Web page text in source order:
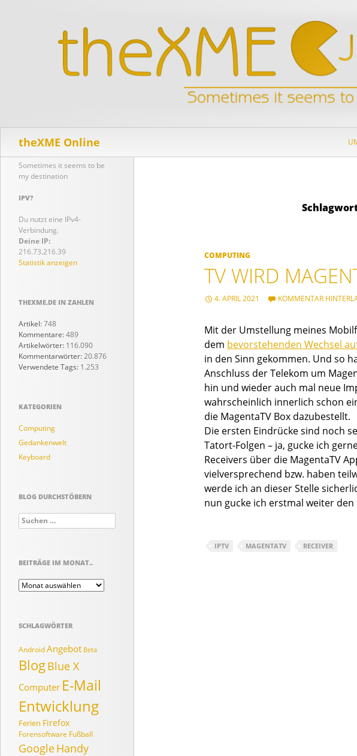
theXME Online
COMPUTING
TV WIRD
4. APRIL 2021 KOMMENTAR
Mit der Umstellung meines
dem bevorstehenden Wechsel
in den Sinn gekommen. Und so
Anschluss der Telekom um
hin und wieder auch mal neue
wahrscheinlich innerlich schon
die MagentaTV Box dazubestellt.
Die ersten Eindrücke sind noch
Tatort-Folgen – ja, gucke ich
Receivers über die MagentaTV
vielversprechend bzw. haben
werde ich an dieser Stelle
nun gucke ich erstmal weiter
IPTV MAGENTATV RECEIVER
Sometimes it seems to be
my destination
IPV?
Du nutzt eine IPv4-
Verbindung.
Deine IP:
216.73.216.39
Statistik anzeigen
THEXME.DE IN ZAHLEN
Artikel:748
Kommentare:489
Artikelwörter: 116.090
Kommentarwörter:20.876
Verwendete Tags: 1.253
KATEGORIEN
Computing
Gedankenwelt
Keyboard
BLOG DURCHSTÖBERN
Suchen
nach:
BEITRÄGE IM MONAT..
Beiträge
im
SCHLAGWÖRTER
Android Angebot Beta
BlogBlue X
Computer E-Mail
Entwicklung
Ferien Firefox
Forensoftware Fußball
GoogleHandy